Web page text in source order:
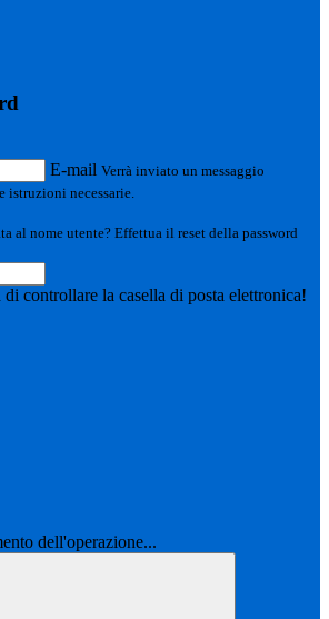
E-mail Verrà inviato un messaggio
necessarie.
al nome utente? Effettua il reset della password
controllare la casella di posta elettronica!
dell'operazione...